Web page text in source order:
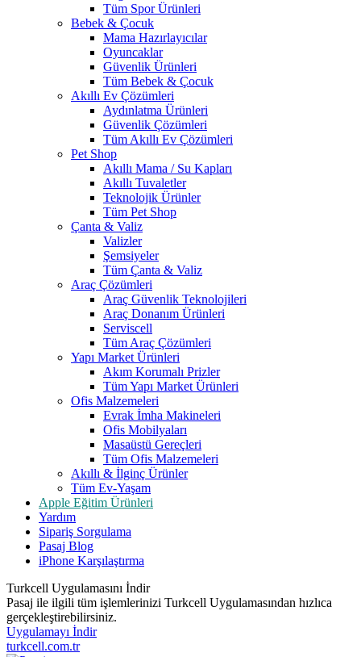
Tüm Spor Ürünleri
Bebek & Çocuk
Mama Hazırlayıcılar
Oyuncaklar
Güvenlik Ürünleri
Tüm Bebek & Çocuk
Akıllı Ev Çözümleri
Aydınlatma Ürünleri
Güvenlik Çözümleri
Tüm Akıllı Ev Çözümleri
Pet Shop
Akıllı Mama / Su Kapları
Akıllı Tuvaletler
Teknolojik Ürünler
Tüm Pet Shop
Çanta & Valiz
Valizler
Şemsiyeler
Tüm Çanta & Valiz
Araç Çözümleri
Araç Güvenlik Teknolojileri
Araç Donanım Ürünleri
Serviscell
Tüm Araç Çözümleri
Yapı Market Ürünleri
Akım Korumalı Prizler
Tüm Yapı Market Ürünleri
Ofis Malzemeleri
Evrak İmha Makineleri
Ofis Mobilyaları
Masaüstü Gereçleri
Tüm Ofis Malzemeleri
Akıllı & İlginç Ürünler
Tüm Ev-Yaşam
Apple Eğitim Ürünleri
Yardım
Sipariş Sorgulama
Pasaj Blog
iPhone Karşılaştırma
Turkcell Uygulamasını İndir
Pasaj ile ilgili tüm işlemlerinizi Turkcell Uygulamasından hızlıca
gerçekleştirebilirsiniz.
Uygulamayı İndir
turkcell.com.tr